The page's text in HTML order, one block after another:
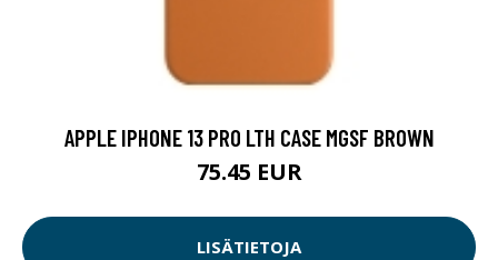
APPLE IPHONE 13 PRO LTH CASE MGSF BROWN
75.45 EUR
LISÄTIETOJA